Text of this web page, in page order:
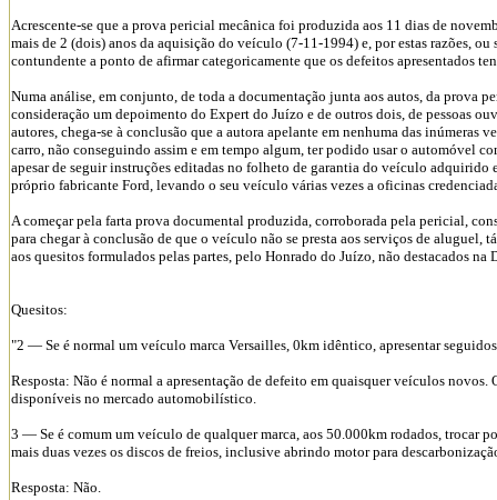
Acrescente-se que a prova pericial mecânica foi produzida aos 11 dias de
mais de 2 (dois) anos da aquisição do veículo (7-11-1994) e, por estas razões,
contundente a ponto de afirmar categoricamente que os defeitos apresentados
Numa análise, em conjunto, de toda a documentação junta aos autos, da prova
consideração um depoimento do Expert do Juízo e de outros dois, de pessoas
autores, chega-se à conclusão que a autora apelante em nenhuma das inúmeras
carro, não conseguindo assim e em tempo algum, ter podido usar o automóvel
apesar de seguir instruções editadas no folheto de garantia do veículo adquirido
próprio fabricante Ford, levando o seu veículo várias vezes a oficinas
A começar pela farta prova documental produzida, corroborada pela pericial,
para chegar à conclusão de que o veículo não se presta aos serviços de aluguel,
aos quesitos formulados pelas partes, pelo Honrado do Juízo, não destacados na
Quesitos:
"2 — Se é normal um veículo marca Versailles, 0km idêntico, apresentar
Resposta: Não é normal a apresentação de defeito em quaisquer veículos
disponíveis no mercado automobilístico.
3 — Se é comum um veículo de qualquer marca, aos 50.000km rodados, trocar
mais duas vezes os discos de freios, inclusive abrindo motor para
Resposta: Não.